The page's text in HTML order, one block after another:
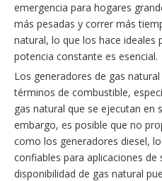
emergencia para hogares
más pesadas y correr más
natural, lo que los hace ideales
potencia constante es esencial.
Los generadores de gas
términos de combustible,
gas natural que se ejecutan en
embargo, es posible que no
como los generadores diesel,
confiables para aplicaciones de
disponibilidad de gas natural